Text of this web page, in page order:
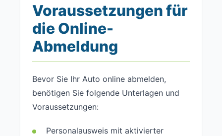
Voraussetzungen für
die Online-
Abmeldung
Bevor Sie Ihr Auto online abmelden,
benötigen Sie folgende Unterlagen und
Voraussetzungen:
Personalausweis mit aktivierter